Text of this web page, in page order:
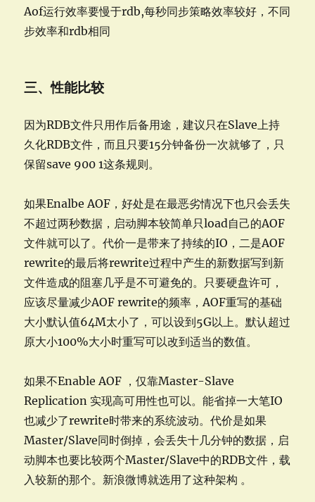
Aof运行效率要慢于rdb,每秒同步策略效率较好，不同
步效率和rdb相同
三、性能比较
因为RDB文件只用作后备用途，建议只在Slave上持
久化RDB文件，而且只要15分钟备份一次就够了，只
保留save 900 1这条规则。
如果Enalbe AOF，好处是在最恶劣情况下也只会丢失
不超过两秒数据，启动脚本较简单只load自己的AOF
文件就可以了。代价一是带来了持续的IO，二是AOF
rewrite的最后将rewrite过程中产生的新数据写到新
文件造成的阻塞几乎是不可避免的。只要硬盘许可，
应该尽量减少AOF rewrite的频率，AOF重写的基础
大小默认值64M太小了，可以设到5G以上。默认超过
原大小100%大小时重写可以改到适当的数值。
如果不Enable AOF ，仅靠Master-Slave
Replication 实现高可用性也可以。能省掉一大笔IO
也减少了rewrite时带来的系统波动。代价是如果
Master/Slave同时倒掉，会丢失十几分钟的数据，启
动脚本也要比较两个Master/Slave中的RDB文件，载
入较新的那个。新浪微博就选用了这种架构 。